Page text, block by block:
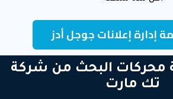
إدارة إعلانات جوجل أدز
محركات البحث من شركة
تك مارت